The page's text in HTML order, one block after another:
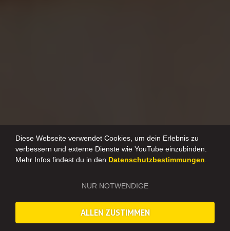
Diese Webseite verwendet Cookies, um dein Erlebnis zu
verbessern und externe Dienste wie YouTube einzubinden.
Mehr Infos findest du in den Datenschutzbestimmungen.
NUR NOTWENDIGE
ALLEN ZUSTIMMEN